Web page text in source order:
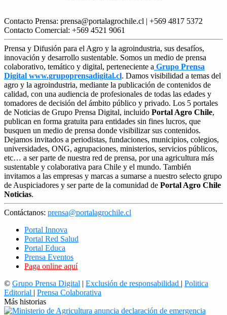
Contacto Prensa: prensa@portalagrochile.cl | +569 4817 5372
Contacto Comercial: +569 4521 9061
Prensa y Difusión para el Agro y la agroindustria, sus desafíos,
innovación y desarrollo sustentable. Somos un medio de prensa
colaborativo, temático y digital, perteneciente a Grupo Prensa
Digital www.grupoprensadigital.cl. Damos visibilidad a temas del
agro y la agroindustria, mediante la publicación de contenidos de
calidad, con una audiencia de profesionales de todas las edades y
tomadores de decisión del ámbito público y privado. Los 5 portales
de Noticias de Grupo Prensa Digital, incluido Portal Agro Chile,
publican en forma gratuita para entidades sin fines lucros, que
busquen un medio de prensa donde visibilizar sus contenidos.
Dejamos invitados a periodistas, fundaciones, municipios, colegios,
universidades, ONG, agrupaciones, ministerios, servicios públicos,
etc… a ser parte de nuestra red de prensa, por una agricultura más
sustentable y colaborativa para Chile y el mundo. También
invitamos a las empresas y marcas a sumarse a nuestro selecto grupo
de Auspiciadores y ser parte de la comunidad de Portal Agro Chile
Noticias.
Contáctanos: prensa@portalagrochile.cl
Portal Innova
Portal Red Salud
Portal Educa
Prensa Eventos
Paga online aquí
© Grupo Prensa Digital | Exclusión de responsabilidad | Politica
Editorial | Prensa Colaborativa
Más historias